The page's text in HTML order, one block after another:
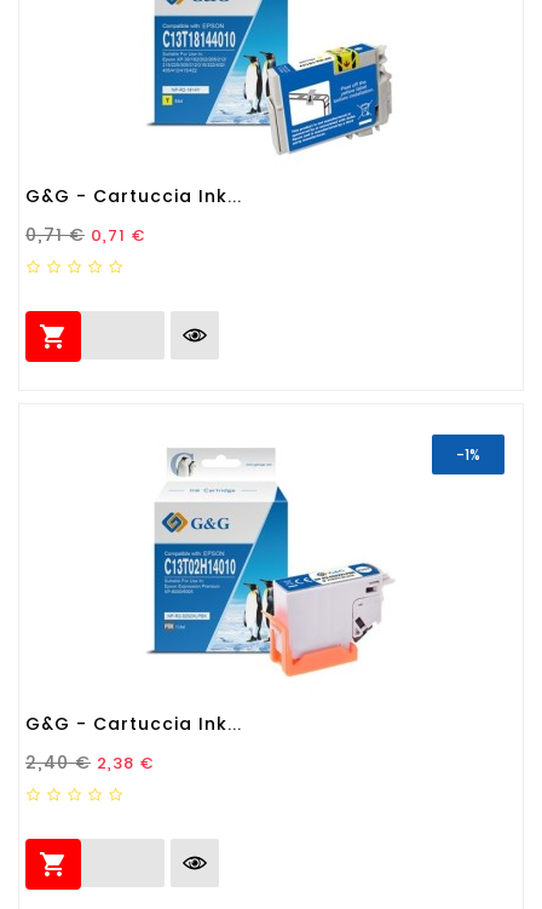
G&G - Cartuccia Ink...
Prezzo Standard
0,71 € Prezzo
0,71 €

-1%
G&G - Cartuccia Ink...
Prezzo Standard
2,40 € Prezzo
2,38 €
